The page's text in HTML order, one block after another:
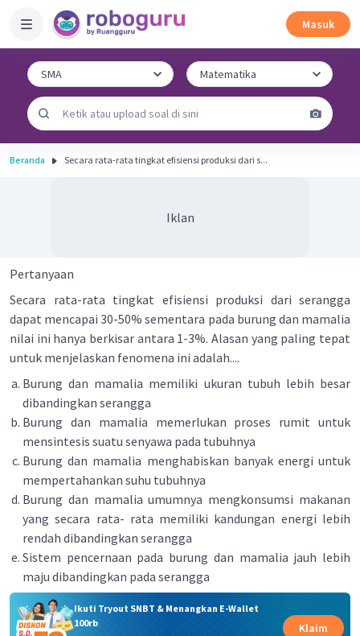
Masuk
Beranda Secara rata-rata tingkat efisiensi produksi dari s...
Iklan
Pertanyaan
Secara rata-rata tingkat efisiensi produksi dari serangga
dapat mencapai 30-50% sementara pada burung dan mamalia
nilai ini hanya berkisar antara 1-3%. Alasan yang paling tepat
untuk menjelaskan fenomena ini adalah....
Burung dan mamalia memiliki ukuran tubuh lebih besar
dibandingkan serangga
Burung dan mamalia memerlukan proses rumit untuk
mensintesis suatu senyawa pada tubuhnya
Burung dan mamalia menghabiskan banyak energi untuk
mempertahankan suhu tubuhnya
Burung dan mamalia umumnya mengkonsumsi makanan
yang secara rata- rata memiliki kandungan energi lebih
rendah dibandingkan serangga
Sistem pencernaan pada burung dan mamalia jauh lebih
maju dibandingkan pada serangga
Ikuti Tryout SNBT & Menangkan E-Wallet
100rb
Klaim